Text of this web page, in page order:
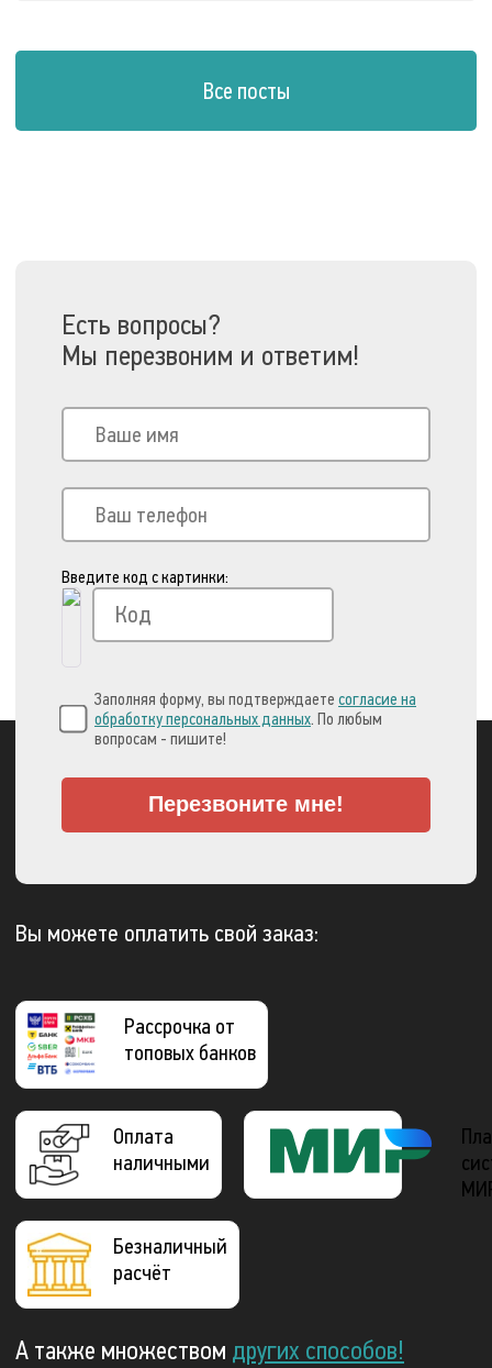
Все посты
Есть вопросы?
Мы перезвоним и ответим!
Введите код с картинки:
Заполняя форму, вы подтверждаете согласие на
обработку персональных данных. По любым
вопросам - пишите!
Перезвоните мне!
Вы можете оплатить свой заказ:
Рассрочка от
топовых банков
Оплата
наличными
Безналичный
расчёт
А также множеством других способов!